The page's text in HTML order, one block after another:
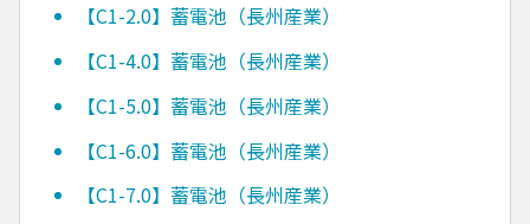
【C1-2.0】蓄電池（長州産業）
【C1-4.0】蓄電池（長州産業）
【C1-5.0】蓄電池（長州産業）
【C1-6.0】蓄電池（長州産業）
【C1-7.0】蓄電池（長州産業）